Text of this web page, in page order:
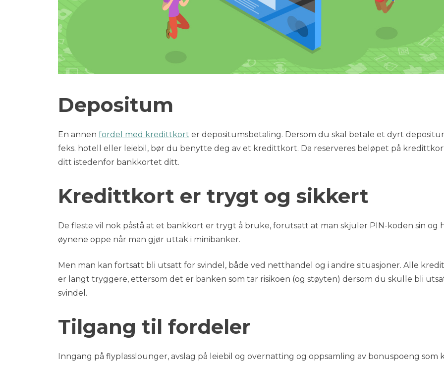
Depositum
En annen fordel med kredittkort er depositumsbetaling. Dersom du skal betale et dyrt
feks. hotell eller leiebil, bør du benytte deg av et kredittkort. Da reserveres beløpet på
ditt istedenfor bankkortet ditt.
Kredittkort er trygt og sikkert
De fleste vil nok påstå at et bankkort er trygt å bruke, forutsatt at man skjuler PIN-koden sin og
øynene oppe når man gjør uttak i minibanker.
Men man kan fortsatt bli utsatt for svindel, både ved netthandel og i andre situasjoner. Alle
er langt tryggere, ettersom det er banken som tar risikoen (og støyten) dersom du skulle bli
svindel.
Tilgang til fordeler
Inngang på flyplasslounger, avslag på leiebil og overnatting og oppsamling av bonuspoeng som